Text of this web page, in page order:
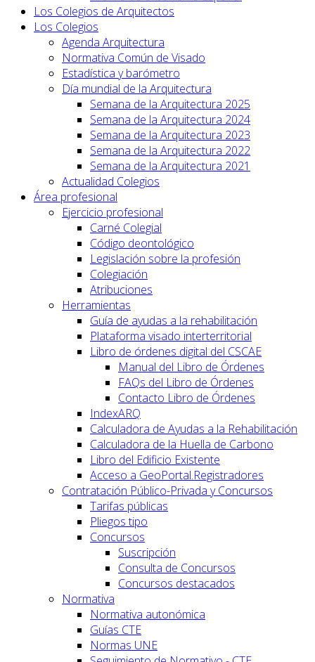
Los Colegios de Arquitectos
Los Colegios
Agenda Arquitectura
Normativa Común de Visado
Estadística y barómetro
Día mundial de la Arquitectura
Semana de la Arquitectura 2025
Semana de la Arquitectura 2024
Semana de la Arquitectura 2023
Semana de la Arquitectura 2022
Semana de la Arquitectura 2021
Actualidad Colegios
Área profesional
Ejercicio profesional
Carné Colegial
Código deontológico
Legislación sobre la profesión
Colegiación
Atribuciones
Herramientas
Guía de ayudas a la rehabilitación
Plataforma visado interterritorial
Libro de órdenes digital del CSCAE
Manual del Libro de Órdenes
FAQs del Libro de Órdenes
Contacto Libro de Órdenes
IndexARQ
Calculadora de Ayudas a la Rehabilitación
Calculadora de la Huella de Carbono
Libro del Edificio Existente
Acceso a GeoPortal.Registradores
Contratación Público-Privada y Concursos
Tarifas públicas
Pliegos tipo
Concursos
Suscripción
Consulta de Concursos
Concursos destacados
Normativa
Normativa autonómica
Guías CTE
Normas UNE